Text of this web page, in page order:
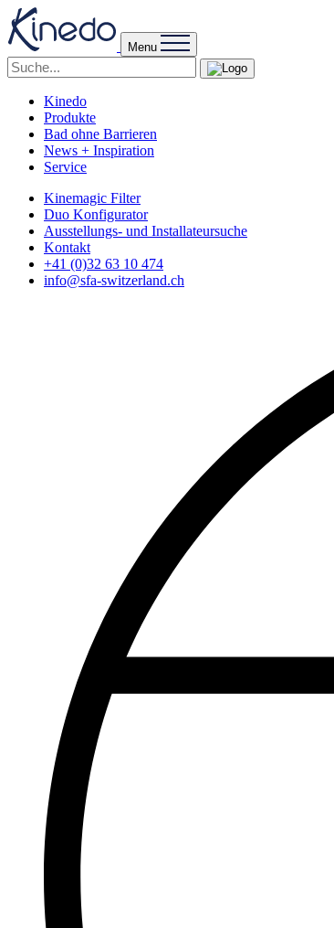
Menu
Kinedo
Produkte
Bad ohne Barrieren
News + Inspiration
Service
Kinemagic Filter
Duo Konfigurator
Ausstellungs- und Installateursuche
Kontakt
+41 (0)32 63 10 474
info@sfa-switzerland.ch